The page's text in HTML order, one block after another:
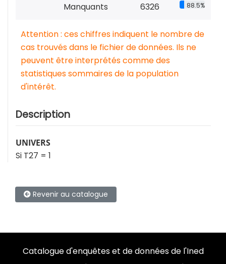
Manquants 6326 88.5%
Attention : ces chiffres indiquent le nombre de
cas trouvés dans le fichier de données. Ils ne
peuvent être interprétés comme des
statistiques sommaires de la population
d'intérêt.
Description
UNIVERS
Si T27 = 1
Revenir au catalogue
Catalogue d'enquêtes et de données de l'Ined